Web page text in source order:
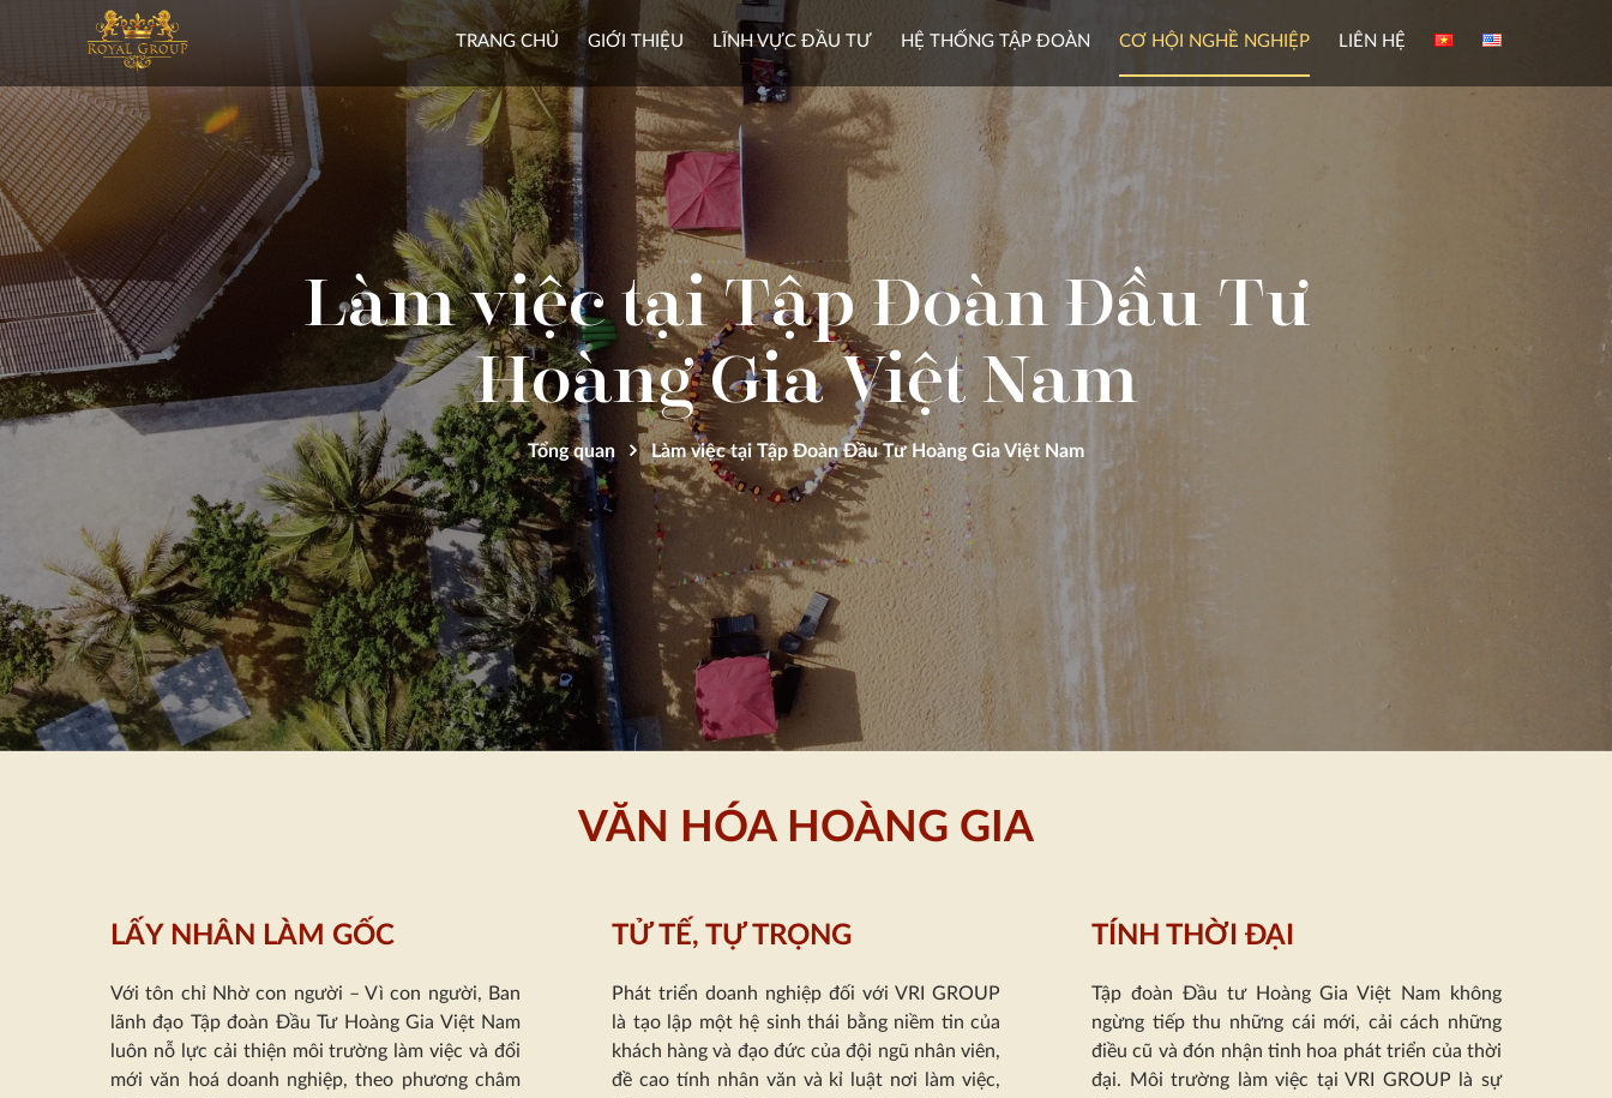
TRANG CHỦ GIỚI THIỆU LĨNH VỰC ĐẦU TƯ HỆ THỐNG TẬP ĐOÀN CƠ HỘI NGHỀ NGHIỆP LIÊN HỆ
Làm việc tại Tập Đoàn Đầu Tư
Hoàng Gia Việt Nam
Tổng quan Làm việc tại Tập Đoàn Đầu Tư Hoàng Gia Việt Nam
VĂN HÓA HOÀNG GIA
LẤY NHÂN LÀM GỐC
Với tôn chỉ Nhờ con người – Vì con người, Ban
lãnh đạo Tập đoàn Đầu Tư Hoàng Gia Việt Nam
luôn nỗ lực cải thiện môi trường làm việc và đổi
mới văn hoá doanh nghiệp, theo phương châm
TỬ TẾ, TỰ TRỌNG
Phát triển doanh nghiệp đối với VRI GROUP
là tạo lập một hệ sinh thái bằng niềm tin của
khách hàng và đạo đức của đội ngũ nhân viên,
đề cao tính nhân văn và kỉ luật nơi làm việc,
TÍNH THỜI ĐẠI
Tập đoàn Đầu tư Hoàng Gia Việt Nam không
ngừng tiếp thu những cái mới, cải cách những
điều cũ và đón nhận tinh hoa phát triển của thời
đại. Môi trường làm việc tạiVRI GROUP là sự